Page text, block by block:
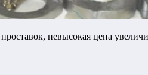
невысокая цена